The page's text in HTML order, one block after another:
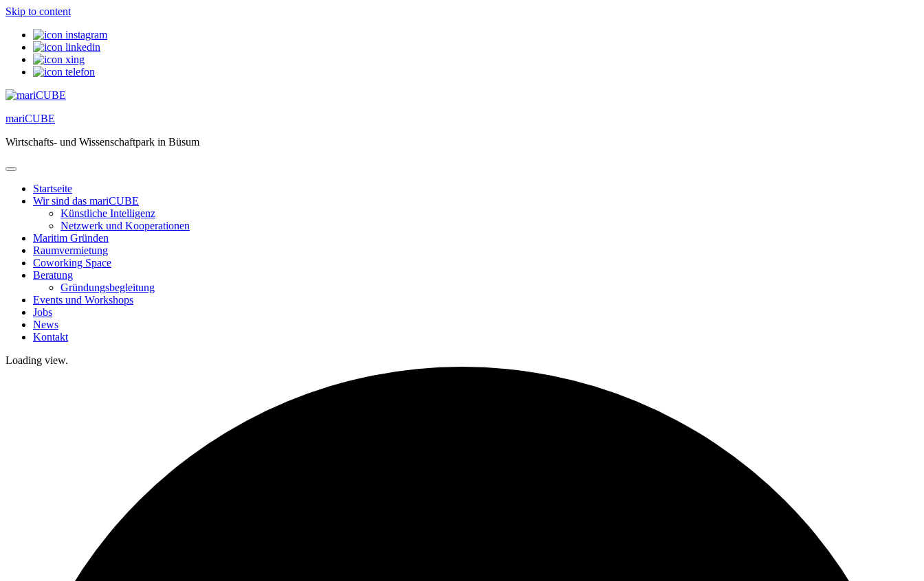
Skip to content
mariCUBE
Wirtschafts- und Wissenschaftpark in Büsum
Startseite
Wir sind das mariCUBE
Künstliche Intelligenz
Netzwerk und Kooperationen
Maritim Gründen
Raumvermietung
Coworking Space
Beratung
Gründungsbegleitung
Events und Workshops
Jobs
News
Kontakt
Loading view.